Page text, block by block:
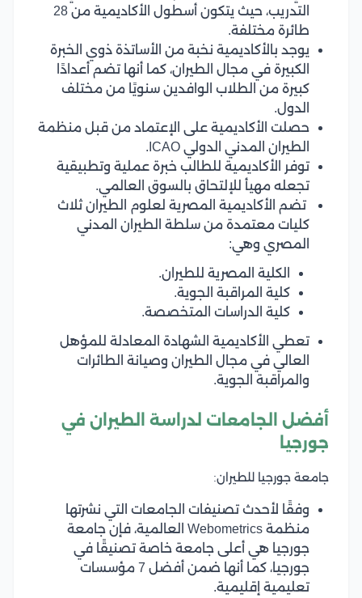
التدريب، حيث يتكون أسطول الأكاديمية من 28
طائرة مختلفة.
يوجد بالأكاديمية نخبة من الأساتذة ذوي الخبرة
الكبيرة في مجال الطيران، كما أنها تضم أعدادًا
كبيرة من الطلاب الوافدين سنويًا من مختلف
الدول.
حصلت الأكاديمية على الإعتماد من قبل منظمة
الطيران المدني الدولي ICAO.
توفر الأكاديمية للطالب خبرة عملية وتطبيقية
تجعله مهيأ للإلتحاق بالسوق العالمي.
تضم الأكاديمية المصرية لعلوم الطيران ثلاث
كليات معتمدة من سلطة الطيران المدني
المصري وهي:
الكلية المصرية للطيران.
كلية المراقبة الجوية.
كلية الدراسات المتخصصة.
تعطي الأكاديمية الشهادة المعادلة للمؤهل
العالي في مجال الطيران وصيانة الطائرات
والمراقبة الجوية.
أفضل الجامعات لدراسة الطيران في
جورجيا
جامعة جورجيا للطيران:
وفقًا لأحدث تصنيفات الجامعات التي نشرتها
منظمة Webometrics العالمية، فإن جامعة
جورجيا هي أعلى جامعة خاصة تصنيقًا في
جورجيا، كما أنها ضمن أفضل 7 مؤسسات
تعليمية إقليمية.